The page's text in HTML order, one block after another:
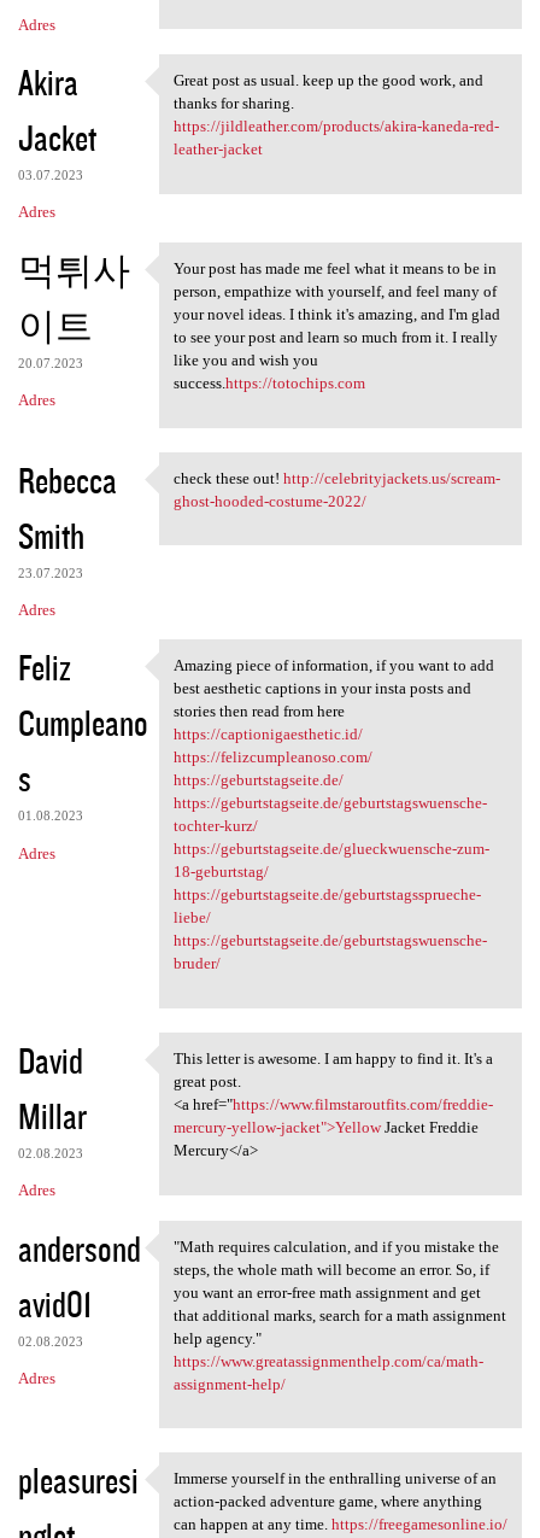
Adres
Akira
Jacket
03.07.2023
Adres
Great post as usual. keep up
Great post as usual. keep up the good work, and
thanks for sharing.
https://jildleather.com/products/akira-kaneda-red-
leather-jacket
먹튀사
이트
20.07.2023
Adres
Your post has made me feel
Your post has made me feel what it means to be in
person, empathize with yourself, and feel many of
your novel ideas. I think it's amazing, and I'm glad
to see your post and learn so much from it. I really
like you and wish you
success. https://totochips.com
Rebecca
Smith
23.07.2023
Adres
check these out! http:/
check these out! http://celebrityjackets.us/scream-
ghost-hooded-costume-2022/
Feliz
Cumpleano
s
01.08.2023
Adres
Amazing piece of information,
Amazing piece of information, if you want to add
best aesthetic captions in your insta posts and
stories then read from here
https://captionigaesthetic.id/
https://felizcumpleanoso.com/
https://geburtstagseite.de/
https://geburtstagseite.de/geburtstagswuensche-
tochter-kurz/
https://geburtstagseite.de/glueckwuensche-zum-
18-geburtstag/
https://geburtstagseite.de/geburtstagssprueche-
liebe/
https://geburtstagseite.de/geburtstagswuensche-
bruder/
David
Millar
02.08.2023
Adres
This letter is awesome. I am
This letter is awesome. I am happy to find it. It's a
great post.
<a href="https://www.filmstaroutfits.com/freddie-
mercury-yellow-jacket">YellowJacket Freddie
Mercury</a>
andersond
avid01
02.08.2023
Adres
"Math requires calculation,
"Math requires calculation, and if you mistake the
steps, the whole math will become an error. So, if
you want an error-free math assignment and get
that additional marks, search for a math assignment
help agency."
https://www.greatassignmenthelp.com/ca/math-
assignment-help/
pleasuresi
Immerse yourself in the
Immerse yourself in the enthralling universe of an
action-packed adventure game, where anything
can happen at any time. https://freegamesonline.io/